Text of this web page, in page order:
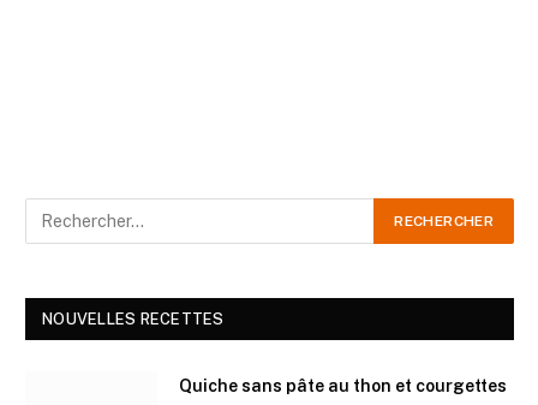
NOUVELLES RECETTES
Quiche sans pâte au thon et courgettes